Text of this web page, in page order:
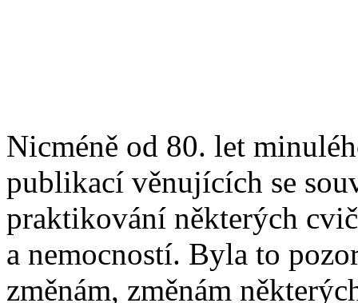
Nicméně od 80. let
publikací věnujících se
praktikování některých
a nemocností. Byla to
změnám, změnám